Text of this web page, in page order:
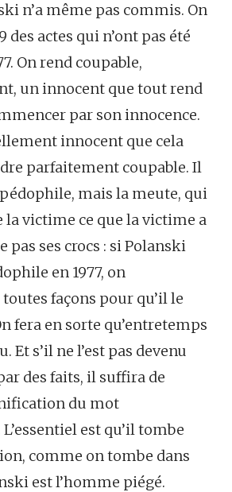
n’a même pas commis. On
des actes qui n’ont pas été
On rend coupable,
un innocent que tout rend
par son innocence.
innocent que cela
parfaitement coupable. Il
pédophile, mais la meute, qui
la victime ce que la victime a
pas ses crocs : si Polanski
en 1977, on
toutes façons pour qu’il le
fera en sorte qu’entretemps
Et s’il ne l’est pas devenu
des faits, il suffira de
du mot
est qu’il tombe
comme on tombe dans
est l’homme piégé.